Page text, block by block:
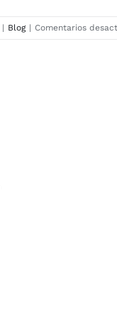
| Blog | Comentarios